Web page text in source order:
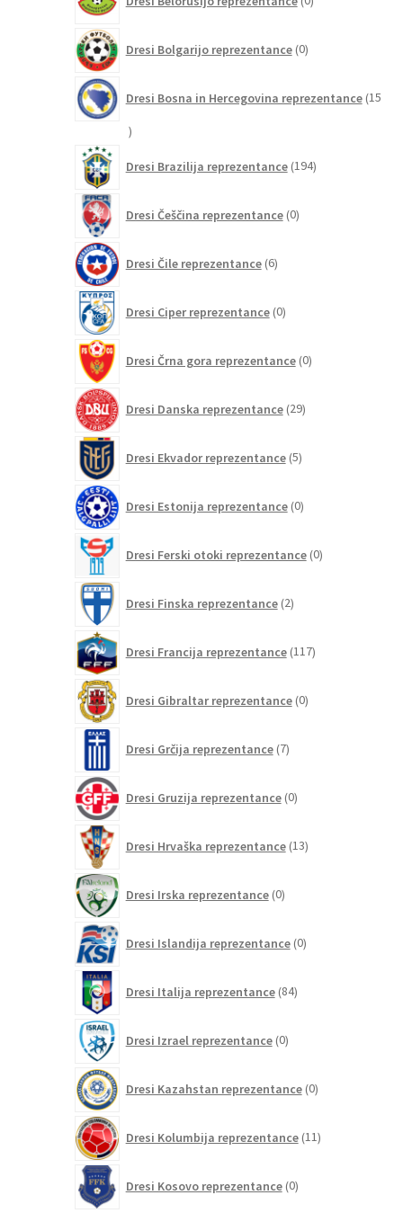
izdelkov
Dresi Bolgarijo reprezentance 0izdelkov
Dresi Bosna in Hercegovina reprezentance 15
15
Dresi Brazilija reprezentance 194izdelkov
Dresi Češčina reprezentance 0izdelkov
Dresi Čile reprezentance 6izdelkov
Dresi Ciper reprezentance 0izdelkov
Dresi Črna gora reprezentance 0izdelkov
Dresi Danska reprezentance 29izdelkov
Dresi Ekvador reprezentance 5izdelkov
Dresi Estonija reprezentance 0izdelkov
Dresi Ferski otoki reprezentance 0izdelkov
Dresi Finska reprezentance 2izdelka
Dresi Francija reprezentance 117izdelkov
Dresi Gibraltar reprezentance 0izdelkov
Dresi Grčija reprezentance 7izdelkov
Dresi Gruzija reprezentance 0izdelkov
Dresi Hrvaška reprezentance 13izdelkov
Dresi Irska reprezentance 0izdelkov
Dresi Islandija reprezentance 0izdelkov
Dresi Italija reprezentance 84izdelkov
Dresi Izrael reprezentance 0izdelkov
Dresi Kazahstan reprezentance 0izdelkov
Dresi Kolumbija reprezentance 11izdelkov
Dresi Kosovo reprezentance 0izdelkov